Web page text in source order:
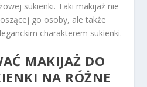
sukienki. Taki makijaż nie
go osoby, ale także
charakterem sukienki.
MAKIJAŻ DO
NA RÓŻNE